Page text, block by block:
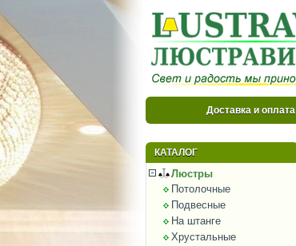
Доставка и оплата
КАТАЛОГ
Люстры
Потолочные
Подвесные
На штанге
Хрустальные